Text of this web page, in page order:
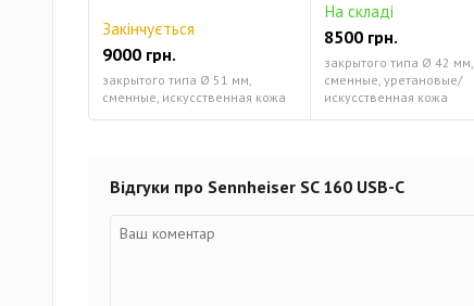
Закінчується
9000 грн.
закрытого типа Ø 51 мм,
сменные, искусственная кожа
На складі
8500 грн.
закрытого типа Ø 42 мм,
сменные, уретановые/
искусственная кожа
Відгуки про Sennheiser SC 160 USB-C